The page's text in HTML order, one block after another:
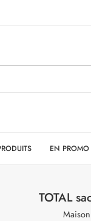
EN PROMO
TOTAL
Maison